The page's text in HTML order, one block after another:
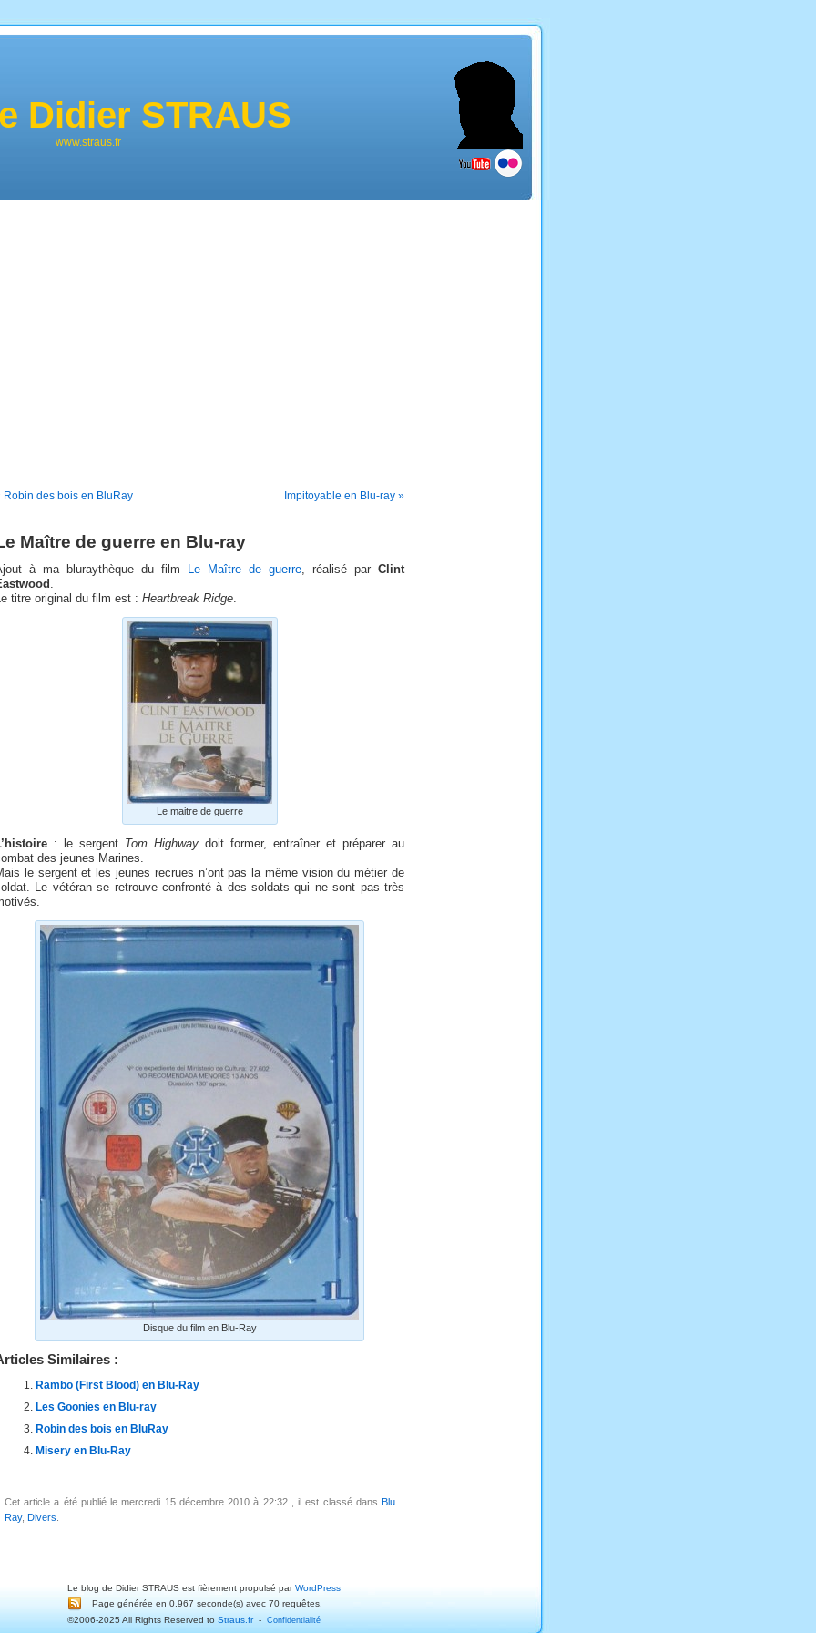
Didier STRAUS
www.straus.fr
Robin des bois en BluRay Impitoyable en Blu-ray »
Maître de guerre en Blu-ray
à ma bluraythèque du film Le Maître de guerre , réalisé par Clint
titre original du film est : Heartbreak Ridge
Le maitre de guerre
: le sergent Tom Highway doit former, entraîner et préparer au
des jeunes Marines.
le sergent et les jeunes recrues n’ont pas la même vision du métier de
Le vétéran se retrouve confronté à des soldats qui ne sont pas très
Disque du film en Blu-Ray
Similaires :
Rambo (First Blood) en Blu-Ray
Les Goonies en Blu-ray
Robin des bois en BluRay
Misery en Blu-Ray
Cet article a été publié le mercredi 15 décembre 2010 à 22:32 , il est classé dans Blu
Ray, Divers
Le blog de Didier STRAUS est fièrement propulsé parWordPress
Page générée en 0,967 seconde(s) avec 70 requêtes.
©2006-2025 All Rights Reserved to Straus.fr- Confidentialité